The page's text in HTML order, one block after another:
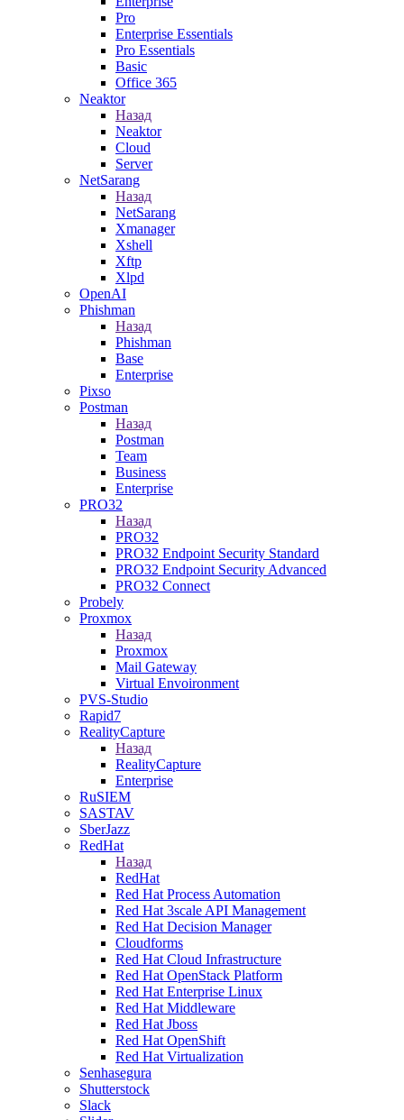
Pro
Enterprise Essentials
Pro Essentials
Basic
Office 365
Neaktor
Назад
Neaktor
Cloud
Server
NetSarang
Назад
NetSarang
Xmanager
Xshell
Xftp
Xlpd
OpenAI
Phishman
Назад
Phishman
Base
Enterprise
Pixso
Postman
Назад
Postman
Team
Business
Enterprise
PRO32
Назад
PRO32
PRO32 Endpoint Security Standard
PRO32 Endpoint Security Advanced
PRO32 Connect
Probely
Proxmox
Назад
Proxmox
Mail Gateway
Virtual Envoironment
PVS-Studio
Rapid7
RealityCapture
Назад
RealityCapture
Enterprise
RuSIEM
SASTAV
SberJazz
RedHat
Назад
RedHat
Red Hat Process Automation
Red Hat 3scale API Management
Red Hat Decision Manager
Cloudforms
Red Hat Cloud Infrastructure
Red Hat OpenStack Platform
Red Hat Enterprise Linux
Red Hat Middleware
Red Hat Jboss
Red Hat OpenShift
Red Hat Virtualization
Senhasegura
Shutterstock
Slack